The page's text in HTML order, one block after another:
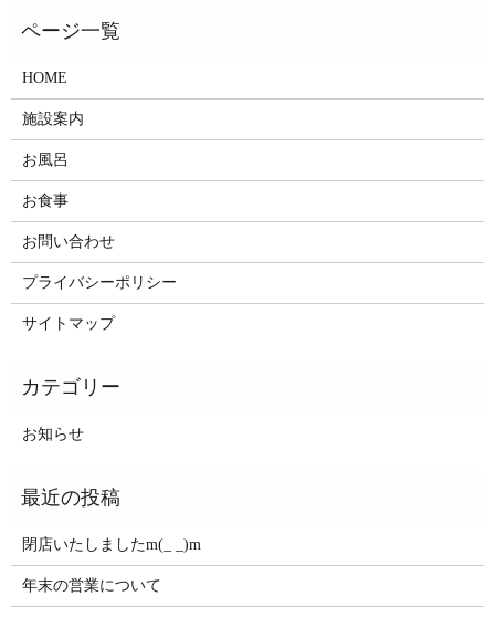
HOME
施設案内
お風呂
お食事
お問い合わせ
プライバシーポリシー
サイトマップ
お知らせ
閉店いたしましたm(_ _)m
年末の営業について